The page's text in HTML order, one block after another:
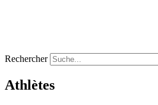
Rechercher
Athlètes